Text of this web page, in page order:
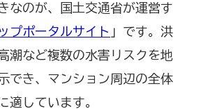
なのが、国土交通省が運営す
プポータルサイト 」です。洪
潮など複数の水害リスクを地
でき、マンション周辺の全体
適しています。